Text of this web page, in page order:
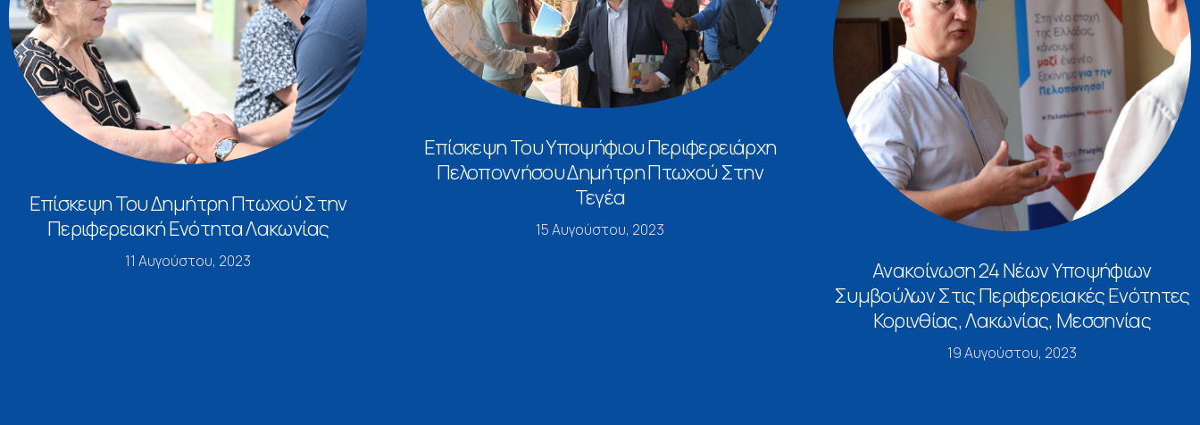
Επίσκεψη Του Δημήτρη Πτωχού Στην
Περιφερειακή Ενότητα Λακωνίας
11 Αυγούστου, 2023
Επίσκεψη Του Υποψήφιου Περιφερειάρχη
Πελοποννήσου Δημήτρη Πτωχού Στην
Τεγέα
15 Αυγούστου, 2023
Ανακοίνωση 24 Νέων Υποψήφιων
Συμβούλων Στις Περιφερειακές Ενότητες
Κορινθίας, Λακωνίας, Μεσσηνίας
19 Αυγούστου, 2023